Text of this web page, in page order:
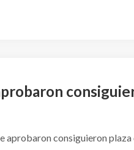
aprobaron consiguieron